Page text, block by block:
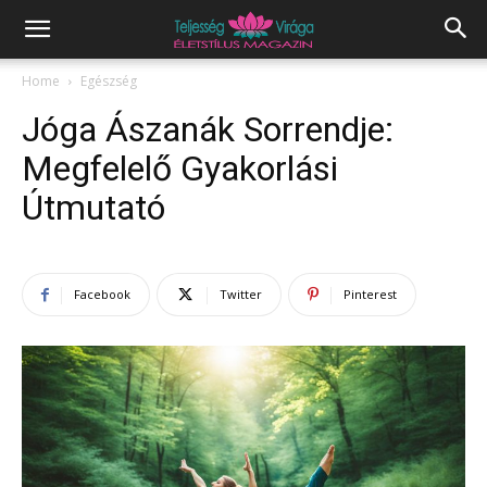
Home Egészség
Jóga Ászanák Sorrendje:
Megfelelő Gyakorlási
Útmutató
Facebook Twitter Pinterest